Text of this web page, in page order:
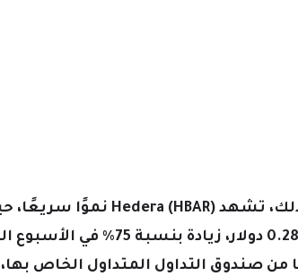
تداولها عند 0.2815 دولار،